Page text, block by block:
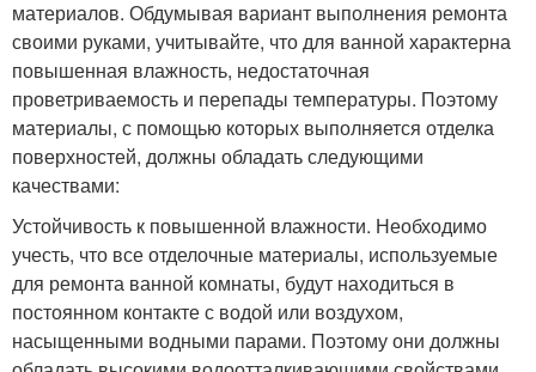
материалов. Обдумывая вариант выполнения ремонта
своими руками, учитывайте, что для ванной характерна
повышенная влажность, недостаточная
проветриваемость и перепады температуры. Поэтому
материалы, с помощью которых выполняется отделка
поверхностей, должны обладать следующими
качествами:
Устойчивость к повышенной влажности. Необходимо
учесть, что все отделочные материалы, используемые
для ремонта ванной комнаты, будут находиться в
постоянном контакте с водой или воздухом,
насыщенными водными парами. Поэтому они должны